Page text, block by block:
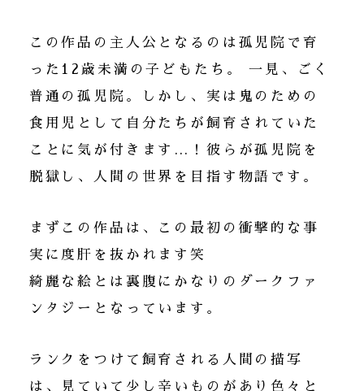
この作品の主人公となるのは孤児院で育
った12歳未満の子どもたち。 一見、ごく
普通の孤児院。しかし、実は鬼のための
食用児として自分たちが飼育されていた
ことに気が付きます…！彼らが孤児院を
脱獄し、人間の世界を目指す物語です。
まずこの作品は、この最初の衝撃的な事
実に度肝を抜かれます笑
綺麗な絵とは裏腹にかなりのダークファ
ンタジーとなっています。
ランクをつけて飼育される人間の描写
は、見ていて少し辛いものがあり色々と